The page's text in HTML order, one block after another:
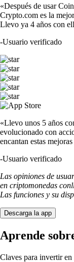
«Después de usar
Crypto.com es la
Llevo ya 4 años con
-Usuario verificado
«Llevo unos 5 años
evolucionado con
encantan estas
-Usuario verificado
Las opiniones de
en criptomonedas
Las funciones y su
Descarga la app
Aprende
Claves para invertir